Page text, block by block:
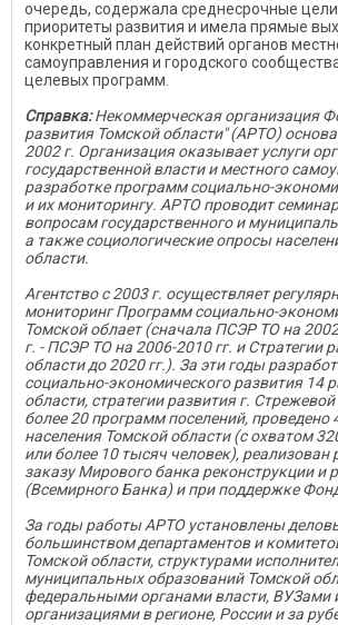
очередь, содержала среднесрочные
приоритеты развития и имела прямые
конкретный план действий органов
самоуправления и городского
целевых программ.
Справка:Некоммерческая организация
развития Томской области" (АРТО)
2002 г. Организация оказывает услуги
государственной власти и местного
разработке программ социально-
и их мониторингу. АРТО проводит
вопросам государственного и
а также социологические опросы
области.
Агентство с 2003 г. осуществляет
мониторинг Программ социально-
Томской облает (сначала ПСЭР ТО на
г. - ПСЭР ТО на 2006-2010 гг. и Стратегии
области до 2020 гг.). За эти годы
социально-экономического развития 14
области, стратегии развития г.
более 20 программ поселений, проведено
населения Томской области (с охватом
или более 10 тысяч человек), реализован
заказу Мирового банка реконструкции и
(Всемирного Банка) и при поддержке
За годы работы АРТО установлены
большинством департаментов и
Томской области, структурами
муниципальных образований Томской
федеральными органами власти, ВУЗами
организациями в peгионе, России и за